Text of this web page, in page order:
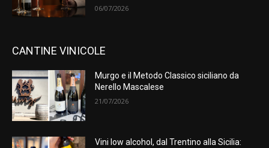
06/07/2026
CANTINE VINICOLE
Murgo e il Metodo Classico siciliano da
Nerello Mascalese
21/07/2026
Vini low alcohol, dal Trentino alla Sicilia: